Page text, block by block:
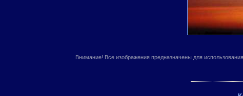
Внимание! Все изображения предназначены для